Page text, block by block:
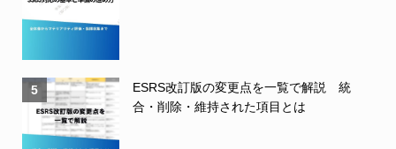
5
ESRS改訂版の変更点を一覧で解説 統
合・削除・維持された項目とは